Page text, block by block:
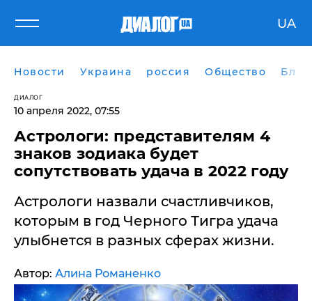
UA
Новости Украина россия Общество
ДИАЛОГ
10 апреля 2022, 07:55
Астрологи: представителям 4
знаков зодиака будет
сопутствовать удача в 2022 году
Астрологи назвали счастливчиков,
которым в год Черного Тигра удача
улыбнется в разных сферах жизни.
Автор: Алина Романенко